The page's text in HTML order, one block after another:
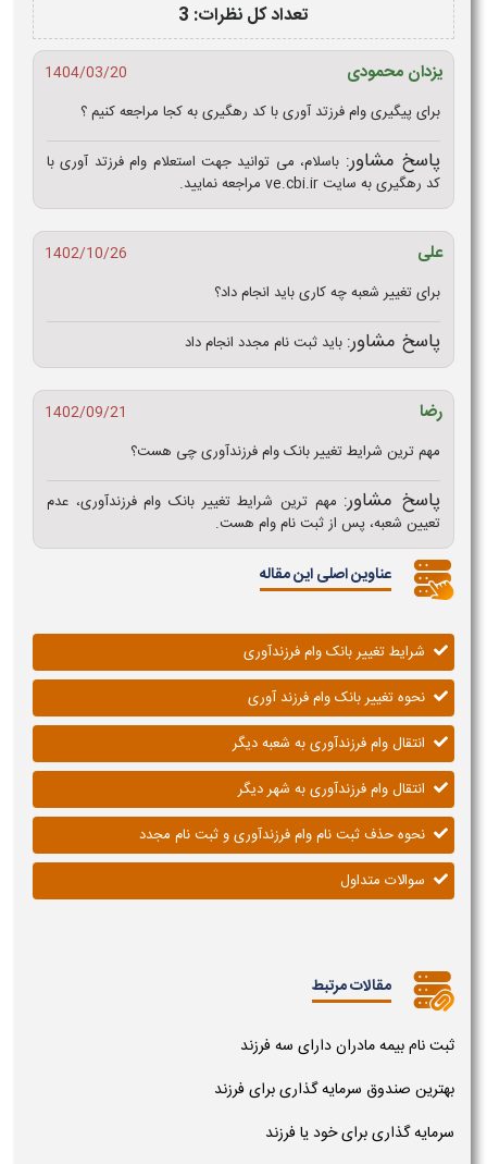
تعداد کل نظرات: 3
یزدان محمودی
1404/03/20
برای پیگیری وام فرزتد آوری با کد رهگیری به کجا مراجعه کنیم ؟
پاسخ مشاور: باسلام، می توانید جهت استعلام وام فرزتد آوری با
کد رهگیری به سایت ve.cbi.ir مراجعه نمایید.
علی
1402/10/26
برای تغییر شعبه چه کاری باید انجام داد؟
پاسخ مشاور: باید ثبت نام مجدد انجام داد
رضا
1402/09/21
مهم ترین شرایط تغییر بانک وام فرزندآوری چی هست؟
پاسخ مشاور: مهم ترین شرایط تغییر بانک وام فرزندآوری، عدم
تعیین شعبه، پس از ثبت نام وام هست.
عناوین اصلی این مقاله
شرایط تغییر بانک وام فرزندآوری
نحوه تغییر بانک وام فرزند آوری
انتقال وام فرزندآوری به شعبه دیگر
انتقال وام فرزندآوری به شهر دیگر
نحوه حذف ثبت نام وام فرزندآوری و ثبت نام مجدد
سوالات متداول
مقالات مرتبط
ثبت نام بیمه مادران دارای سه فرزند
بهترین صندوق سرمایه گذاری برای فرزند
سرمایه گذاری برای خود یا فرزند